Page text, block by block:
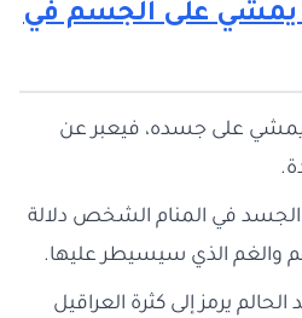
يمشي على الجسم في
يمشي على جسده، فيعبر عن
في المنام الشخص دلالة
والغم الذي سيسيطر عليها.
يرمز إلى كثرة العراقيل